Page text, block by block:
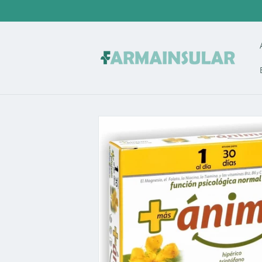
al contenido
directamente
información
del producto